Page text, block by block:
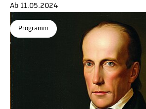
Ab 11.05.2024
Programm